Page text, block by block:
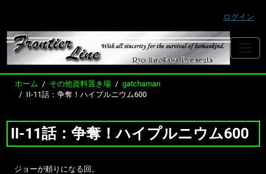
ログイン
ホーム その他資料置き場
gatchaman
II-11話：争奪！ハイプルニウム600
II-11話：争奪！ハイプルニウム600
ジョーが頼りになる回。